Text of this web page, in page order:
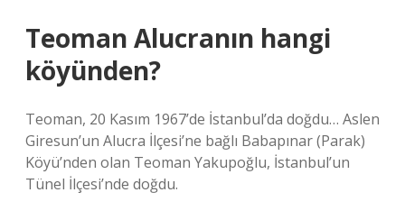
Teoman Alucranın hangi
köyünden?
Teoman, 20 Kasım 1967’de İstanbul’da doğdu… Aslen
Giresun’un Alucra İlçesi’ne bağlı Babapınar (Parak)
Köyü’nden olan Teoman Yakupoğlu, İstanbul’un
Tünel İlçesi’nde doğdu.